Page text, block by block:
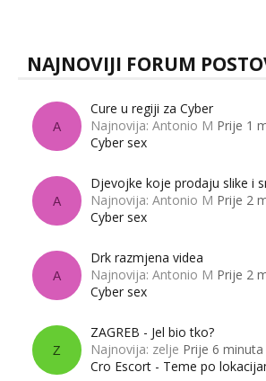
NAJNOVIJI FORUM
A
Cure u regiji za Cyber
Najnovija: Antonio M Prije 1
Cyber sex
A
Djevojke koje prodaju slike i
Najnovija: Antonio M Prije 2
Cyber sex
A
Drk razmjena videa
Najnovija: Antonio M Prije 2
Cyber sex
Z
ZAGREB - Jel bio tko?
Najnovija: zelje Prije 6 minuta
Cro Escort - Teme po